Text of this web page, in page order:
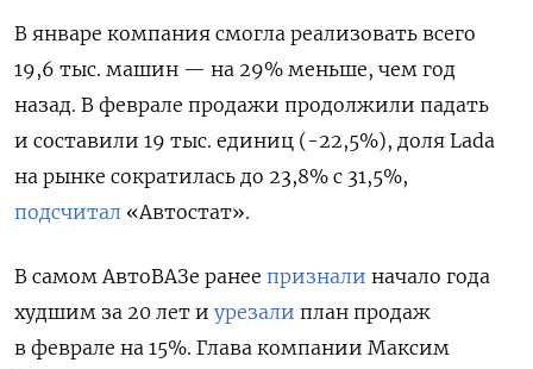
В январе компания смогла реализовать всего
19,6 тыс. машин — на 29% меньше, чем год
назад. В феврале продажи продолжили падать
и составили 19 тыс. единиц (-22,5%), доля Lada
на рынке сократилась до 23,8% с 31,5%,
подсчитал «Автостат».
В самом АвтоВАЗе ранее признали начало года
худшим за 20 лет и урезали план продаж
в феврале на 15%. Глава компании Максим